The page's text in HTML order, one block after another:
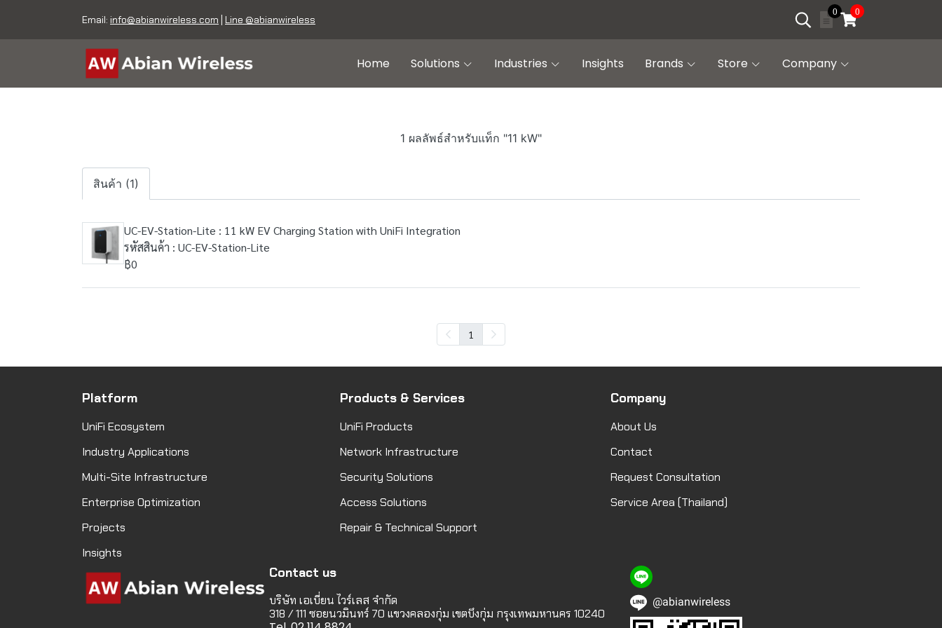
Email: info@abianwireless.com Line @abianwireless
0 0
Home Solutions Industries Insights Brands Store Company
1 ผลลัพธ์สำหรับแท็ก "11 kW"
สินค้า (1)
UC-EV-Station-Lite : 11 kW EV Charging Station with UniFi Integration
รหัสสินค้า : UC-EV-Station-Lite
฿0
1
Platform
UniFi Ecosystem
Industry Applications
Multi-Site Infrastructure
Enterprise Optimization
Projects
Insights
Products & Services
UniFi Products
Network Infrastructure
Security Solutions
Access Solutions
Repair & Technical Support
Company
About Us
Contact
Request Consultation
Service Area (Thailand)
Contact us
บริษัท เอเบี่ยน ไวร์เลส จำกัด
318 / 111 ซอยนวมินทร์ 70 แขวงคลองกุ่ม เขตบึงกุ่ม กรุงเทพมหานคร 10240
@abianwireless